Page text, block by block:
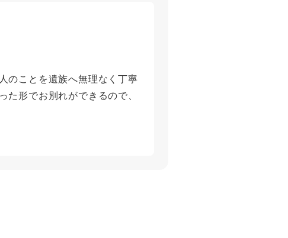
のことを遺族へ無理なく丁寧
形でお別れができるので、